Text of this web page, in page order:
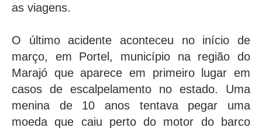
as viagens.
O último acidente aconteceu no início de
março, em Portel, município na região do
Marajó que aparece em primeiro lugar em
casos de escalpelamento no estado. Uma
menina de 10 anos tentava pegar uma
moeda que caiu perto do motor do barco